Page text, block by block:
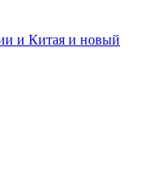
и Китая и новый